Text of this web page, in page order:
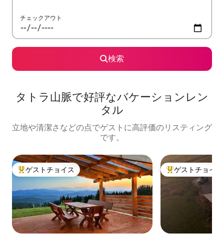
チェックアウト
検索
タトラ山脈で好評なバケーションレン
タル
立地や清潔さなどの点でゲストに高評価のリスティング
です。
大好評のゲストチョイスです。
ゲストチョイス 大好評のゲスト
ゲストチョイス